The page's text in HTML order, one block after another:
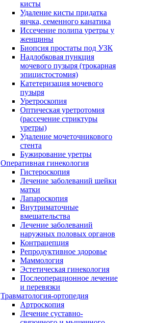
кисты
Удаление кисты придатка
яичка, семенного канатика
Иссечение полипа уретры у
женщины
Биопсия простаты под УЗК
Надлобковая пункция
мочевого пузыря (трокарная
эпицистостомия)
Катетеризация мочевого
пузыря
Уретроскопия
Оптическая уретротомия
(рассечение стриктуры
уретры)
Удаление мочеточникового
стента
Бужирование уретры
Оперативная гинекология
Гистероскопия
Лечение заболеваний шейки
матки
Лапароскопия
Внутриматочные
вмешательства
Лечение заболеваний
наружных половых органов
Контрацепция
Репродуктивное здоровье
Маммология
Эстетическая гинекология
Послеоперационное лечение
и перевязки
Травматология-ортопедия
Артроскопия
Лечение суставно-